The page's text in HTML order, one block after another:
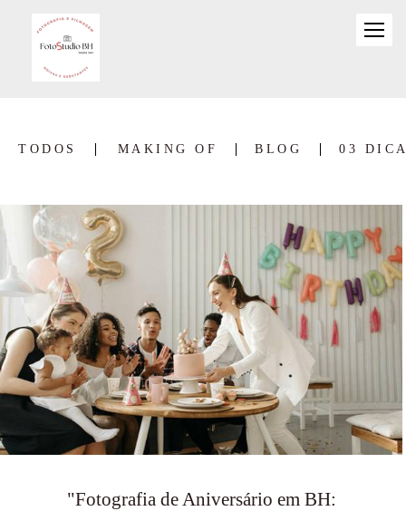
TODOS MAKING OF BLOG 03
"Fotografia de Aniversário em BH: